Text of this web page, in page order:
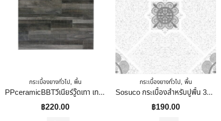
กระเบื้องยางทั่วไป, พื้น
PPceramicBBTวีเนียร์วู๊ดเทา เทา 16×16
฿220.00
กระเบื้องยางทั่วไป, พื้น
Sosuco กระเบื้องสำหรับปูพื้น 30x30cm หินถมพลอย-ชมพู
฿190.00